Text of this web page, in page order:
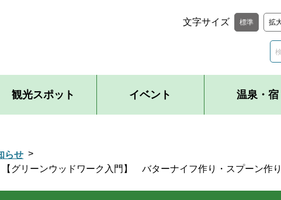
文字サイズ 標準 拡
観光スポット イベント 温泉・宿
らせ
リーンウッドワーク入門】 バターナイフ作り・スプーン作り